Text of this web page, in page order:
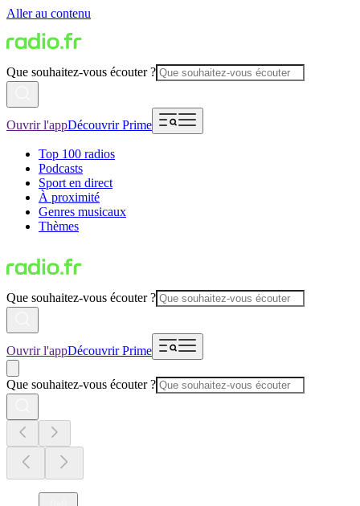
Aller au contenu
Que souhaitez-vous écouter ?
Ouvrir l'appDécouvrir Prime
Top 100 radios
Podcasts
Sport en direct
À proximité
Genres musicaux
Thèmes
Que souhaitez-vous écouter ?
Ouvrir l'appDécouvrir Prime
Que souhaitez-vous écouter ?